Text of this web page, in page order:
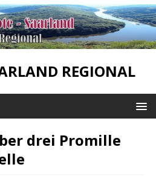
REGIONAL
drei Promille